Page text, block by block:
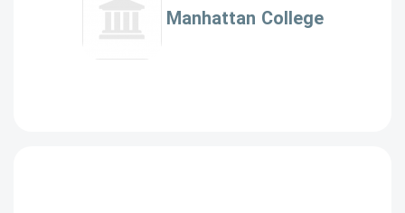
Manhattan College